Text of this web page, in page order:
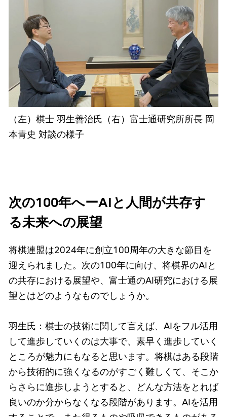
（左）棋士 羽生善治氏（右）富士通研究所所長 岡
本青史 対談の様子
次の100年へーAIと人間が共存す
る未来への展望
将棋連盟は2024年に創立100周年の大きな節目を
迎えられました。次の100年に向け、将棋界のAIと
の共存における展望や、富士通のAI研究における展
望とはどのようなものでしょうか。
羽生氏：棋士の技術に関して言えば、AIをフル活用
して進歩していくのは大事で、素早く進歩していく
ところが魅力にもなると思います。将棋はある段階
から技術的に強くなるのがすごく難しくて、そこか
らさらに進歩しようとすると、どんな方法をとれば
良いのか分からなくなる段階があります。AIを活用